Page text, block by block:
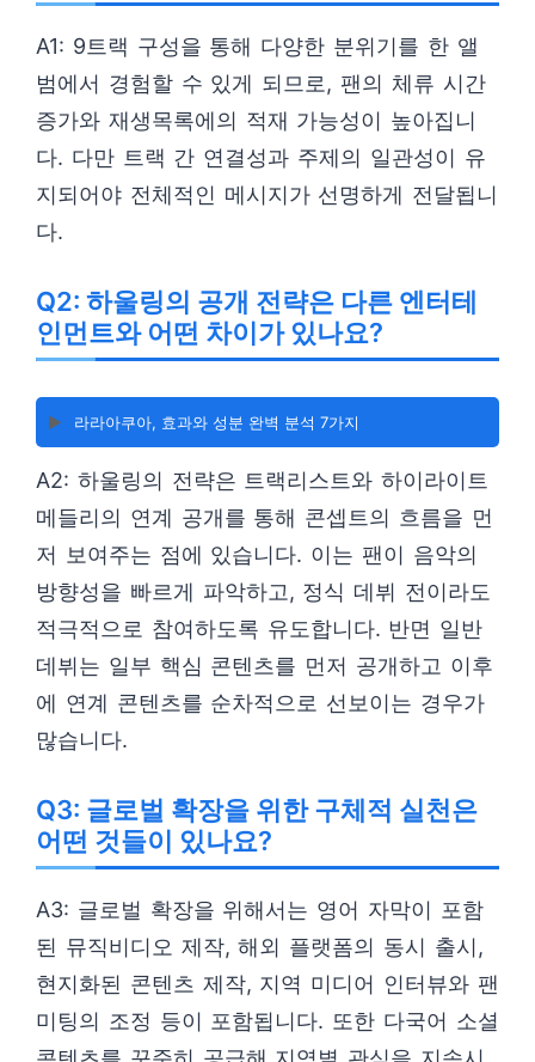
A1: 9트랙 구성을 통해 다양한 분위기를 한 앨
범에서 경험할 수 있게 되므로, 팬의 체류 시간
증가와 재생목록에의 적재 가능성이 높아집니
다. 다만 트랙 간 연결성과 주제의 일관성이 유
지되어야 전체적인 메시지가 선명하게 전달됩니
다.
Q2: 하울링의 공개 전략은 다른 엔터테
인먼트와 어떤 차이가 있나요?
▶️ 라라아쿠아, 효과와 성분 완벽 분석 7가지
A2: 하울링의 전략은 트랙리스트와 하이라이트
메들리의 연계 공개를 통해 콘셉트의 흐름을 먼
저 보여주는 점에 있습니다. 이는 팬이 음악의
방향성을 빠르게 파악하고, 정식 데뷔 전이라도
적극적으로 참여하도록 유도합니다. 반면 일반
데뷔는 일부 핵심 콘텐츠를 먼저 공개하고 이후
에 연계 콘텐츠를 순차적으로 선보이는 경우가
많습니다.
Q3: 글로벌 확장을 위한 구체적 실천은
어떤 것들이 있나요?
A3: 글로벌 확장을 위해서는 영어 자막이 포함
된 뮤직비디오 제작, 해외 플랫폼의 동시 출시,
현지화된 콘텐츠 제작, 지역 미디어 인터뷰와 팬
미팅의 조정 등이 포함됩니다. 또한 다국어 소셜